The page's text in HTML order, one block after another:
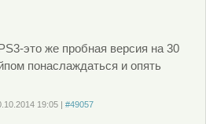
это же пробная версия на 30
понаслаждаться и опять
19:05 |#49057